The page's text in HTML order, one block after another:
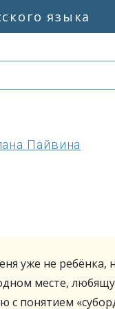
языка
Пайвина
уже не ребёнка,
месте,
с понятием